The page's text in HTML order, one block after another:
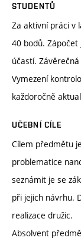
STUDENTŮ
Za aktivní práci v
40 bodů. Zápočet
účastí.
Vymezení
každoročně
UČEBNÍ CÍLE
Cílem předmětu
problematice
seznámit je se
při jejich návrhu.
realizace družic.
Absolvent